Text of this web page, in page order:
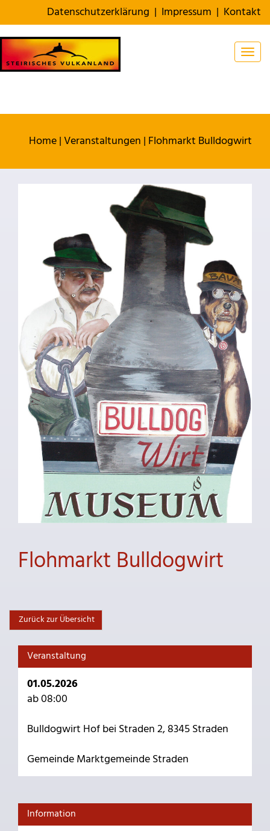
Datenschutzerklärung | Impressum | Kontakt
Home|Veranstaltungen | Flohmarkt Bulldogwirt
Flohmarkt Bulldogwirt
Zurück zur Übersicht
Veranstaltung
01.05.2026
ab 08:00
Bulldogwirt Hof bei Straden 2, 8345 Straden
Gemeinde Marktgemeinde Straden
Information